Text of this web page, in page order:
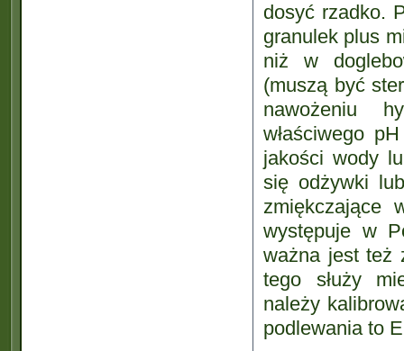
dosyć rzadko.
granulek plus
niż w
(muszą być
nawożeniu
właściwego
jakości wody
się odżywki
zmiękczające
występuje w
ważna jest też
tego służy
należy
podlewania to